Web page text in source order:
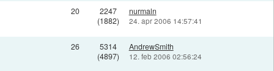
20
2247
(1882)
nurmaln
24. apr 2006 14:57:41
26
5314
(4897)
AndrewSmith
12. feb 2006 02:56:24